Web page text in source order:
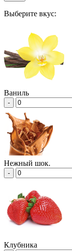
Выберите вкус:
Ваниль
-
Нежный шок.
-
Клубника